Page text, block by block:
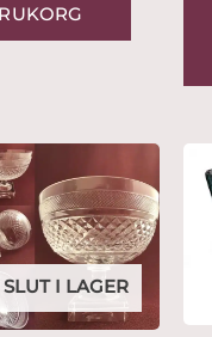
SLUT I LAGER